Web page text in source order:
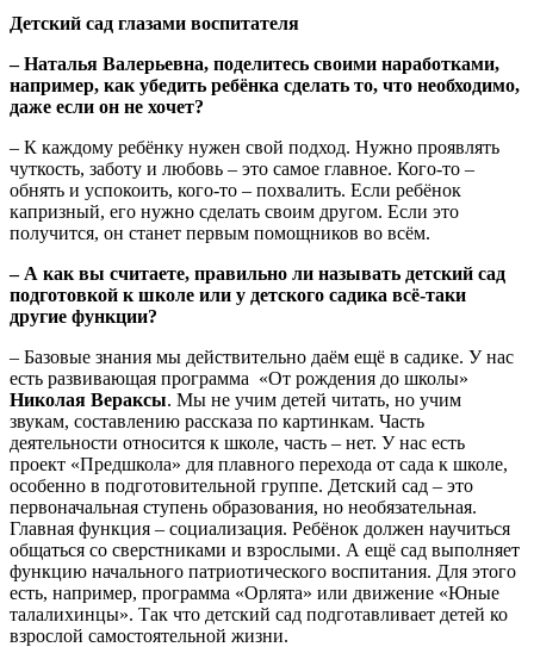
Детский сад глазами воспитателя
– Наталья Валерьевна, поделитесь своими наработками,
например, как убедить ребёнка сделать то, что необходимо,
даже если он не хочет?
– К каждому ребёнку нужен свой подход. Нужно проявлять
чуткость, заботу и любовь – это самое главное. Кого-то –
обнять и успокоить, кого-то – похвалить. Если ребёнок
капризный, его нужно сделать своим другом. Если это
получится, он станет первым помощников во всём.
– А как вы считаете, правильно ли называть детский сад
подготовкой к школе или у детского садика всё-таки
другие функции?
– Базовые знания мы действительно даём ещё в садике. У нас
есть развивающая программа «От рождения до школы»
Николая Вераксы. Мы не учим детей читать, но учим
звукам, составлению рассказа по картинкам. Часть
деятельности относится к школе, часть – нет. У нас есть
проект «Предшкола» для плавного перехода от сада к школе,
особенно в подготовительной группе. Детский сад – это
первоначальная ступень образования, но необязательная.
Главная функция – социализация. Ребёнок должен научиться
общаться со сверстниками и взрослыми. А ещё сад выполняет
функцию начального патриотического воспитания. Для этого
есть, например, программа «Орлята» или движение «Юные
талалихинцы». Так что детский сад подготавливает детей ко
взрослой самостоятельной жизни.